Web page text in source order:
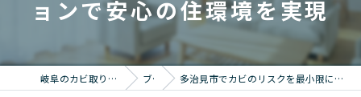
ョンで安心の住環境を実現
岐阜のカビ取りならカビバスターズ岐阜 ブログ 多治見市でカビのリスクを最小限に！ホームインスペクションで安心の住環境を実現